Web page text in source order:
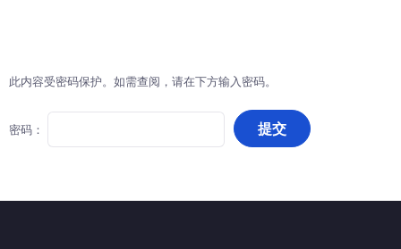
此内容受密码保护。如需查阅，请在下方输入密码。
密码：